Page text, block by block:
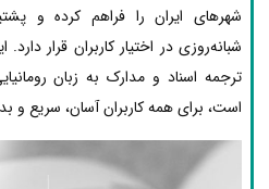
شهرهای ایران را فراهم کرده و
شبانه‌روزی در اختیار کاربران قرار
ترجمه اسناد و مدارک به زبان
است، برای همه کاربران آسان، سریع و